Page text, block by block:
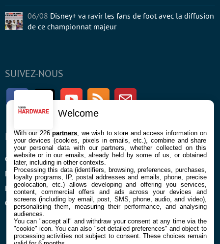
SUIVEZ-NOUS
FacebookTwitter Youtube RSS Newsletter
ENTREPRISE
Confidentialité et Cookies
Mentions légales et CGU
Préférences Cookies
Qui sommes nous
À PROPOS
Contact
06/08 Disney+ va ravir les fans de foot avec la diffusion
de ce championnat majeur
Welcome
With our 226partners , we wish to store and access information on
your devices (cookies, pixels in emails, etc.), combine and share
your personal data with our partners, whether collected on this
website or in our emails, already held by some of us, or obtained
later, including in other contexts.
Processing this data (identifiers, browsing, preferences, purchases,
loyalty programs, IP, postal addresses and emails, phone, precise
geolocation, etc.) allows developing and offering you services,
content, commercial offers and ads across your devices and
screens (including by email, post, SMS, phone, audio, and video),
personalising them, measuring their performance, and analysing
audiences.
You can "accept all" and withdraw your consent at any time via the
"cookie" icon. You can also "set detailed preferences" and object to
processing activities not subject to consent. These choices remain